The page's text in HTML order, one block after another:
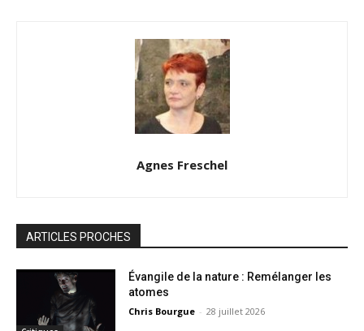
Agnes Freschel
ARTICLES PROCHES
Évangile de la nature : Remélanger les
atomes
Chris Bourgue - 28 juillet 2026